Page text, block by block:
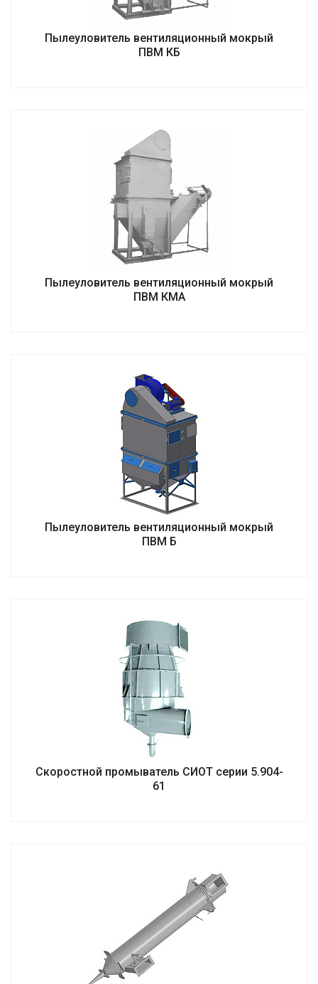
Пылеуловитель вентиляционный мокрый
ПВМ КБ
Пылеуловитель вентиляционный мокрый
ПВМ КМА
Пылеуловитель вентиляционный мокрый
ПВМ Б
Скоростной промыватель СИОТ серии 5.904-
61